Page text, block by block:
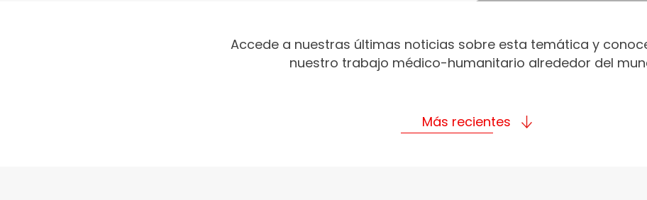
Accede a nuestras últimas noticias sobre esta temática y
nuestro trabajo médico-humanitario alrededor del
Más recientes